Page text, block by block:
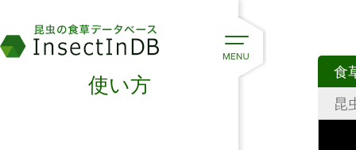
食
昆
使い方